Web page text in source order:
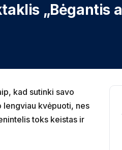
„Bėgantis
kad sutinki savo
lengviau kvėpuoti, nes
toks keistas ir